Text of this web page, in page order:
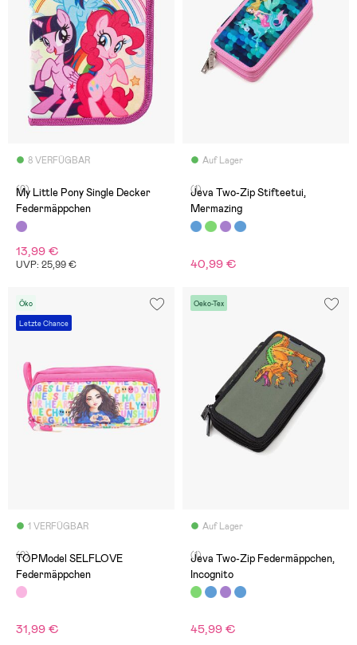
8 VERFÜGBAR
(0)
My Little Pony Single Decker
Federmäppchen
13,99 €
UVP: 25,99 €
Auf Lager
(1)
Jeva Two-Zip Stifteetui,
Mermazing
40,99 €
Öko
Letzte Chance
1 VERFÜGBAR
(0)
TOPModel SELFLOVE
Federmäppchen
31,99 €
Oeko-Tex
Auf Lager
(1)
Jeva Two-Zip Federmäppchen,
Incognito
45,99 €